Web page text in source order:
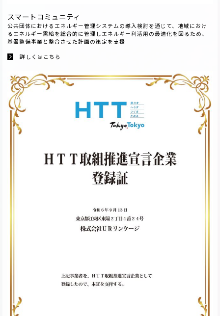
スマートコミュニティ
公共団体におけるエネルギー管理システムの導入検討を通じて、地域におけ
るエネルギー需給を総合的に管理しエネルギー利活用の最適化を図るため、
基盤整備事業と整合させた計画の策定を支援
詳しくはこちら